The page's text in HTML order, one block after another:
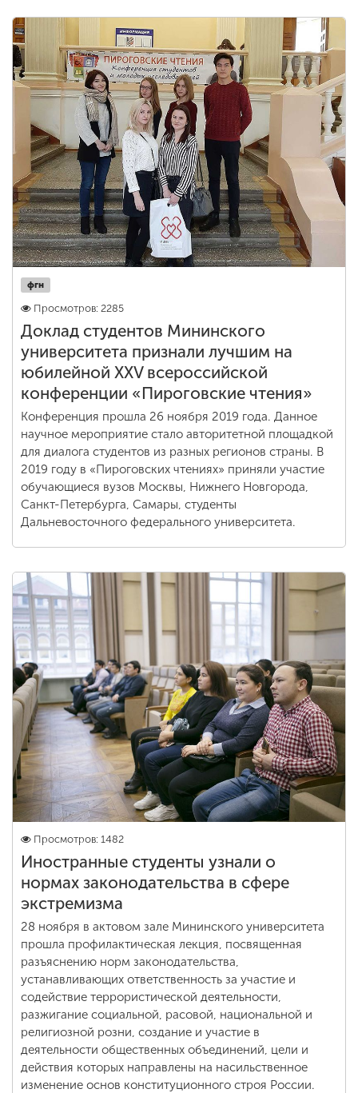
фгн
Просмотров: 2285
Доклад студентов Мининского
университета признали лучшим на
юбилейной XXV всероссийской
конференции «Пироговские чтения»
Конференция прошла 26 ноября 2019 года. Данное
научное мероприятие стало авторитетной площадкой
для диалога студентов из разных регионов страны. В
2019 году в «Пироговских чтениях» приняли участие
обучающиеся вузов Москвы, Нижнего Новгорода,
Санкт-Петербурга, Самары, студенты
Дальневосточного федерального университета.
Просмотров: 1482
Иностранные студенты узнали о
нормах законодательства в сфере
экстремизма
28 ноября в актовом зале Мининского университета
прошла профилактическая лекция, посвященная
разъяснению норм законодательства,
устанавливающих ответственность за участие и
содействие террористической деятельности,
разжигание социальной, расовой, национальной и
религиозной розни, создание и участие в
деятельности общественных объединений, цели и
действия которых направлены на насильственное
изменение основ конституционного строя России.